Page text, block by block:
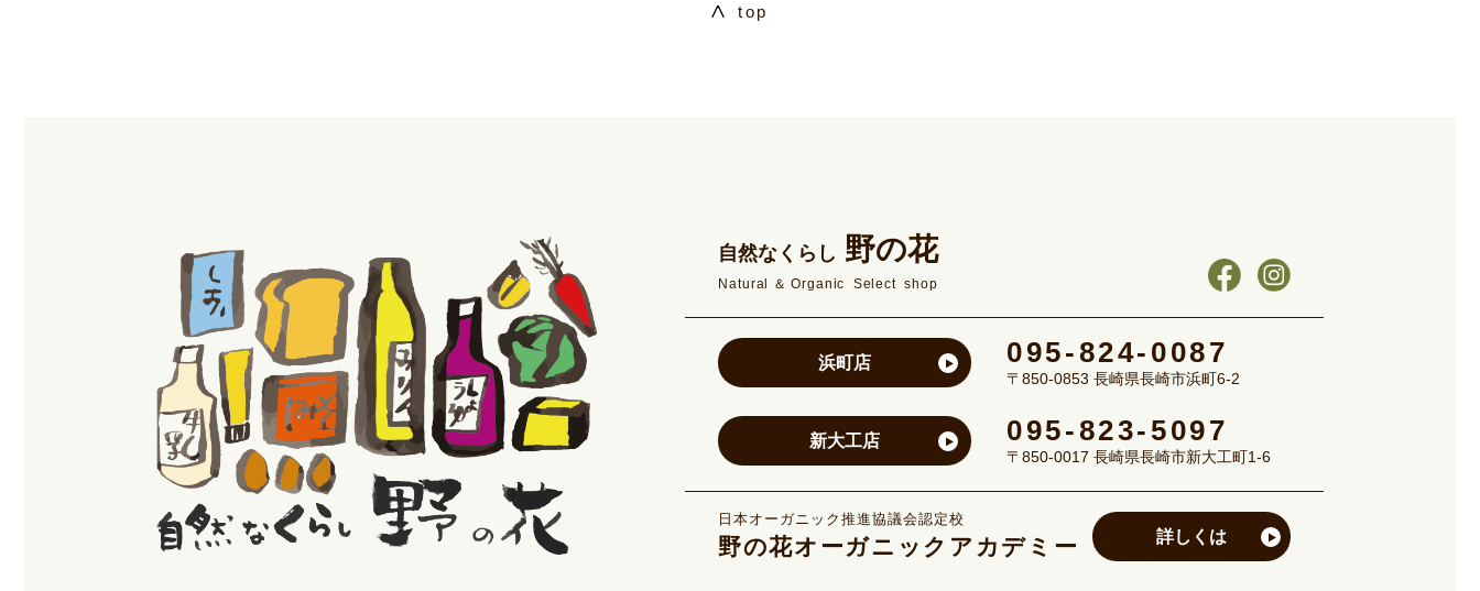
top
自然なくらし 野の花
Natural＆Organic Select shop
浜町店 095-824-0087
〒850-0853 長崎県長崎市浜町6-2
新大工店 095-823-5097
〒850-0017 長崎県長崎市新大工町1-6
日本オーガニック推進協議会認定校
野の花オーガニックアカデミー 詳しくは